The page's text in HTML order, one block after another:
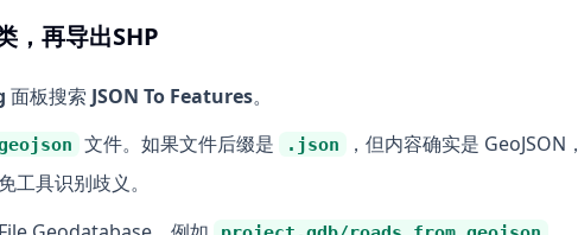
，再导出SHP
面板搜索 JSON To Features。
文件。如果文件后缀是 .json
，但内容确实是 GeoJSON，
工具识别歧义。